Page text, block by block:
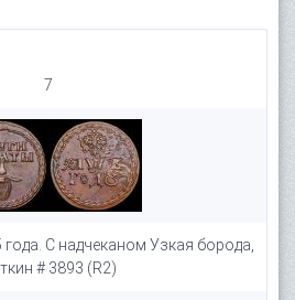
7
С надчеканом Узкая борода,
# 3893 (R2)